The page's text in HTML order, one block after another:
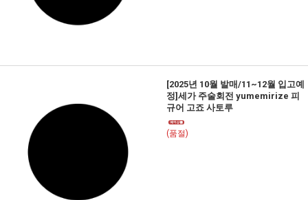
[2025년 10월 발매/11~12월 입고예
정]세가 주술회전 yumemirize 피
규어 고죠 사토루
(품절)